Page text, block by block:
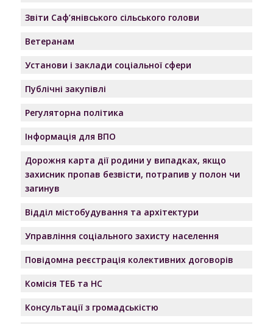
Звіти Саф’янівського сільського голови
Ветеранам
Установи і заклади соціальної сфери
Публічні закупівлі
Регуляторна політика
Інформація для ВПО
Дорожня карта дії родини у випадках, якщо
захисник пропав безвісти, потрапив у полон чи
загинув
Відділ містобудування та архітектури
Управління соціального захисту населення
Повідомна реєстрація колективних договорів
Комісія ТЕБ та НС
Консультації з громадськістю